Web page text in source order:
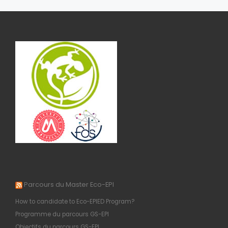
Parcours du Master Eco-EPI
How to candidate to Eco-EPIED Program?
Programme du parcours GS-EPI